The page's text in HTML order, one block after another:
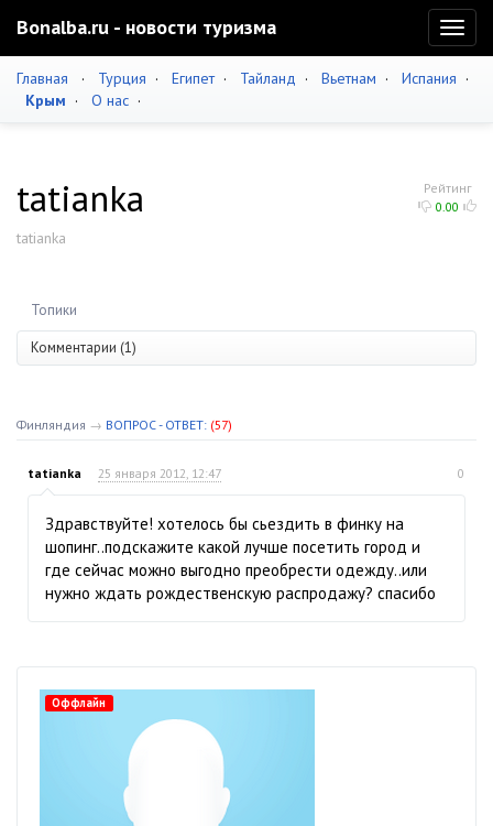
Bonalba.ru - новости туризма
Главная · Турция · Египет· Тайланд · Вьетнам · Испания ·
Крым · О нас ·
Рейтинг
0.00
tatianka
tatianka
Топики
Комментарии (1)
Финляндия → ВОПРОС - ОТВЕТ: (57)
tatianka 25 января 2012, 12:47 0
Здравствуйте! хотелось бы сьездить в финку на
шопинг..подскажите какой лучше посетить город и
где сейчас можно выгодно преобрести одежду..или
нужно ждать рождественскую распродажу? спасибо
Оффлайн